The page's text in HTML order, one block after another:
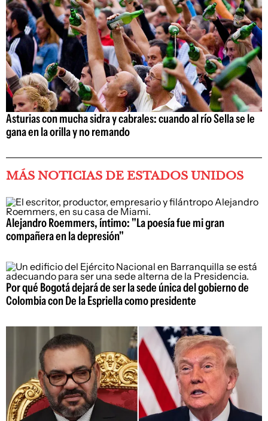
Asturias con mucha sidra y cabrales: cuando al río Sella se le
gana en la orilla y no remando
MÁS NOTICIAS DE ESTADOS UNIDOS
Alejandro Roemmers, íntimo: "La poesía fue mi gran
compañera en la depresión"
Por qué Bogotá dejará de ser la sede única del gobierno de
Colombia con De la Espriella como presidente